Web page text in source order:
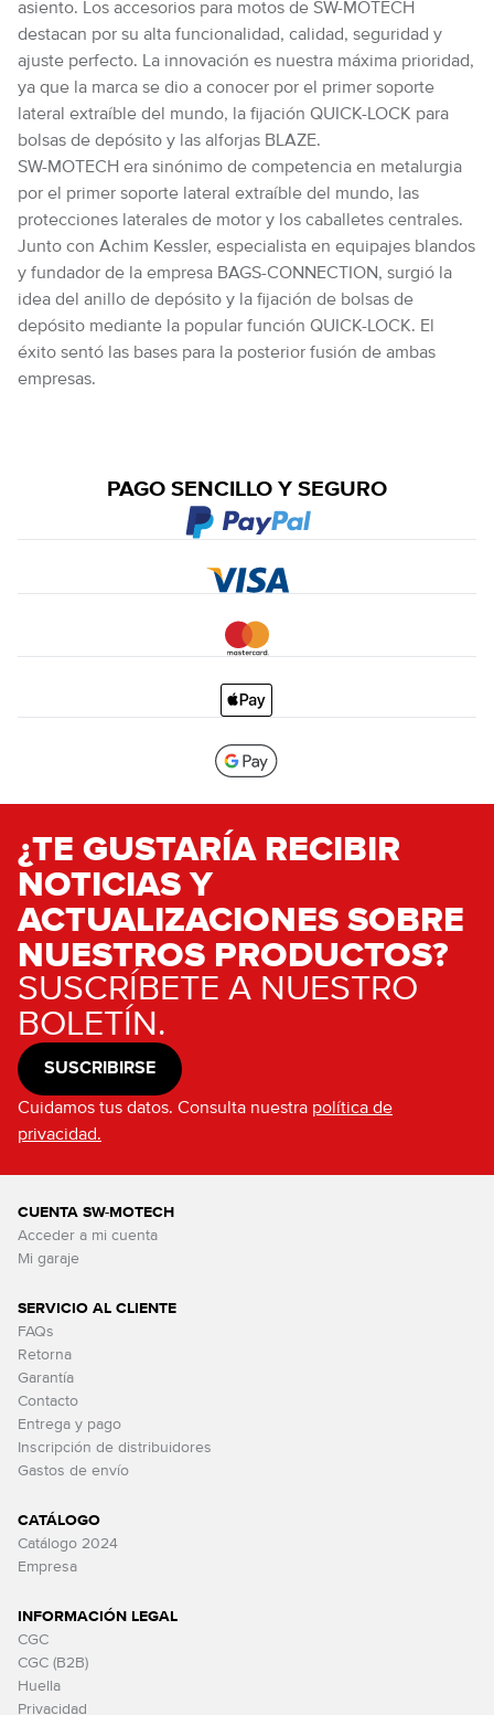
asiento. Los accesorios para motos de SW-MOTECH
destacan por su alta funcionalidad, calidad, seguridad y
ajuste perfecto. La innovación es nuestra máxima prioridad,
ya que la marca se dio a conocer por el primer soporte
lateral extraíble del mundo, la fijación QUICK-LOCK para
bolsas de depósito y las alforjas BLAZE.
SW-MOTECH era sinónimo de competencia en metalurgia
por el primer soporte lateral extraíble del mundo, las
protecciones laterales de motor y los caballetes centrales.
Junto con Achim Kessler, especialista en equipajes blandos
y fundador de la empresa BAGS-CONNECTION, surgió la
idea del anillo de depósito y la fijación de bolsas de
depósito mediante la popular función QUICK-LOCK. El
éxito sentó las bases para la posterior fusión de ambas
empresas.
PAGO SENCILLO Y SEGURO
¿TE GUSTARÍA RECIBIR
NOTICIAS Y
ACTUALIZACIONES SOBRE
NUESTROS PRODUCTOS?
SUSCRÍBETE A NUESTRO
BOLETÍN.
SUSCRIBIRSE
Cuidamos tus datos. Consulta nuestra política de
privacidad.
CUENTA SW-MOTECH
Acceder a mi cuenta
Mi garaje
SERVICIO AL CLIENTE
FAQs
Retorna
Garantía
Contacto
Entrega y pago
Inscripción de distribuidores
Gastos de envío
CATÁLOGO
Catálogo 2024
Empresa
INFORMACIÓN LEGAL
CGC
CGC (B2B)
Huella
Privacidad